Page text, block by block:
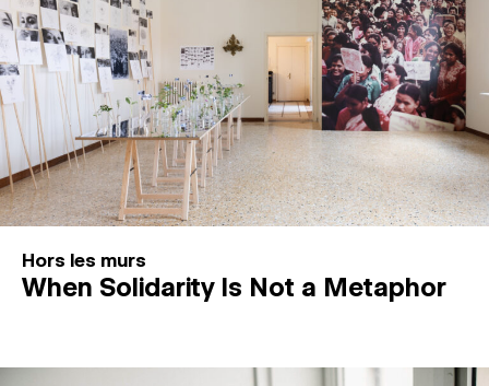
Hors les murs
When Solidarity Is Not a Metaphor